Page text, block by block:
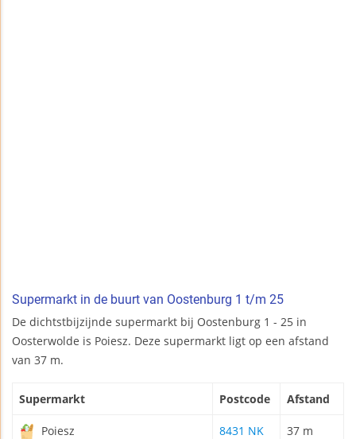
Supermarkt in de buurt van Oostenburg 1 t/m 25
De dichtstbijzijnde supermarkt bij Oostenburg 1 - 25 in
Oosterwolde is Poiesz. Deze supermarkt ligt op een afstand
van 37 m.
Supermarkt Postcode Afstand
Poiesz 8431 NK 37 m